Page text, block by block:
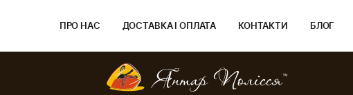
ПРО НАС ДОСТАВКА І ОПЛАТА КОНТАКТИ БЛОГ